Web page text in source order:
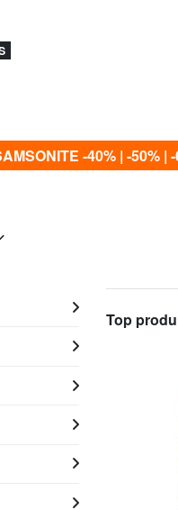
-40% | -50%
Top